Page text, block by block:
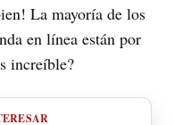
La mayoría de los
en línea están por
increíble?